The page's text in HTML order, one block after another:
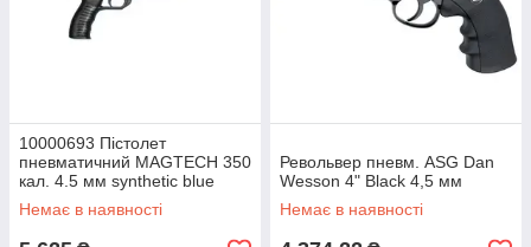
10000693 Пістолет
пневматичний MAGTECH 350
кал. 4.5 мм synthetic blue
Немає в наявності
Револьвер пневм. ASG Dan
Wesson 4" Black 4,5 мм
Немає в наявності